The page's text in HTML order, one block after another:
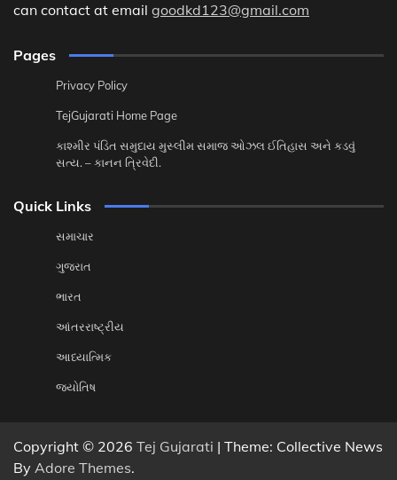
can contact at email goodkd123@gmail.com
Pages
Privacy Policy
TejGujarati Home Page
કાશ્મીર પંડિત સમુદાય મુસ્લીમ સમાજ ઓઝલ ઈતિહાસ અને કડવું
સત્ય. – કાનન ત્રિવેદી.
Quick Links
સમાચાર
ગુજરાત
ભારત
આંતરરાષ્ટ્રીય
આધ્યાત્મિક
જ્યોતિષ
Copyright © 2026 Tej Gujarati | Theme: Collective News
By Adore Themes.